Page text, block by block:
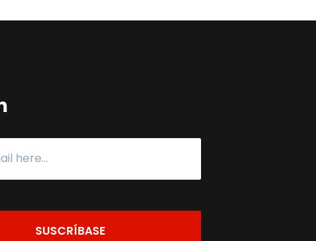
SUSCRÍBASE